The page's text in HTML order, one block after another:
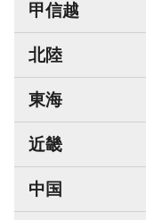
甲信越
北陸
東海
近畿
中国